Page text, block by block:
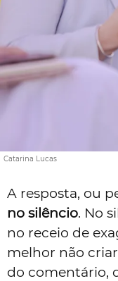
Catarina Lucas
A resposta, ou
no silêncio. No
no receio de
melhor não
do comentário,